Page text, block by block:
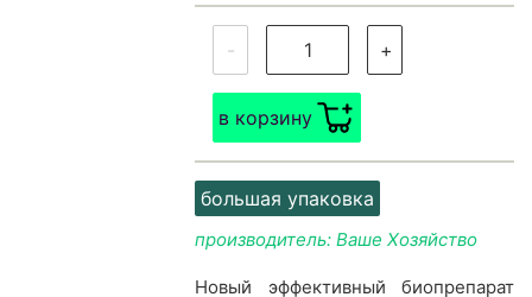
- +
в корзину
большая упаковка
производитель: Ваше Хозяйство
Новый эффективный биопрепарат